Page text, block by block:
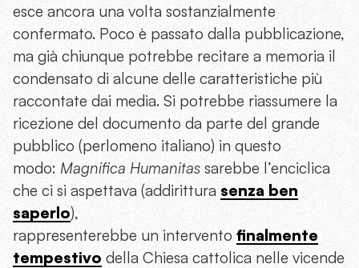
esce ancora una volta sostanzialmente
confermato. Poco è passato dalla pubblicazione,
ma già chiunque potrebbe recitare a memoria il
condensato di alcune delle caratteristiche più
raccontate dai media. Si potrebbe riassumere la
ricezione del documento da parte del grande
pubblico (perlomeno italiano) in questo
modo: Magnifica Humanitas sarebbe l’enciclica
che ci si aspettava (addirittura senza ben
saperlo),
rappresenterebbe un intervento finalmente
tempestivo della Chiesa cattolica nelle vicende